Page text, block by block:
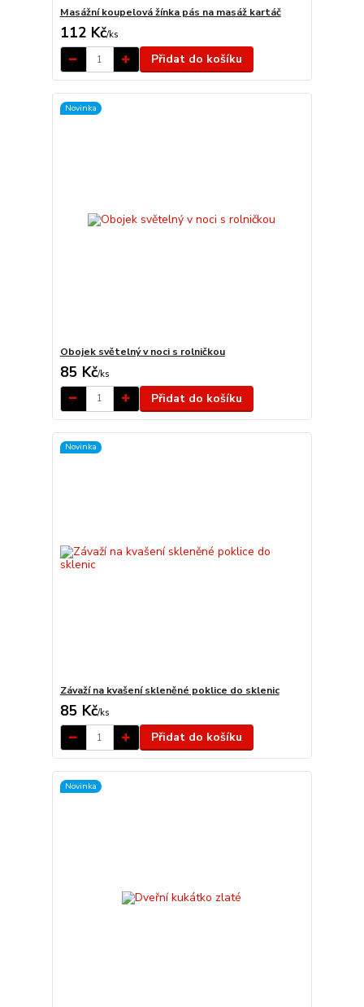
Masážní koupelová žínka pás na masáž kartáč
112 Kč/ks
Přidat do košíku
Novinka
Obojek světelný v noci s rolničkou
85 Kč/ks
Přidat do košíku
Novinka
Závaží na kvašení skleněné poklice do sklenic
85 Kč/ks
Přidat do košíku
Novinka